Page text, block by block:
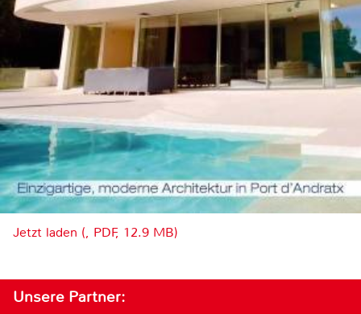
Jetzt laden (, PDF, 12.9 MB)
Unsere Partner: